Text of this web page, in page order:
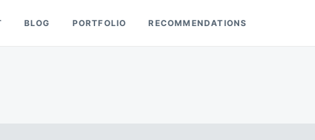
BLOG PORTFOLIO RECOMMENDATIONS